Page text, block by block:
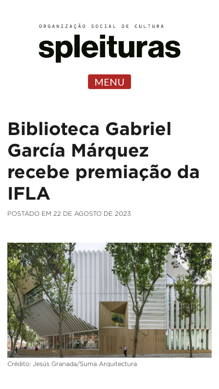
MENU
Biblioteca Gabriel
García Márquez
recebe premiação da
IFLA
POSTADO EM 22 DE AGOSTO DE 2023
Crédito: Jesús Granada/Suma Arquitectura